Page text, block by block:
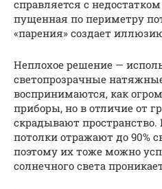
справляется с
пущенная по периметру
«парения» создает
Неплохое решение —
светопрозрачные
воспринимаются, как
приборы, но в отличие от
скрадывают
потолки отражают до 90%
поэтому их тоже можно
солнечного света